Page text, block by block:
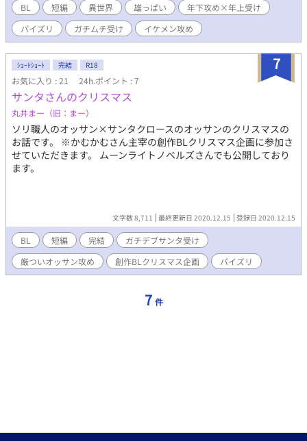
BL 短編 異世界 雄っぱい
年下攻め×年上受け
パイズリ
ガチムチ受け イケメン攻め
7
ｼｮｰﾄｼｮｰﾄ 完結 R18
お気に入り : 21 24h.ポイント : 7
サンタさんのクリスマス
丸井まー（旧：まー）
ソリ職人のオッサン×サンタクロースのオッサンのクリスマスの
お話です。 ※かむかむさん主宰の創作BLクリスマス企画に参加さ
せていただきます。 ムーンライトノベルズさんでも公開しており
ます。
文字数 8,711 最終更新日 2020.12.15 登録日 2020.12.15
BL 短編 完結
ガチデブサンタ受け
厳ついオッサン攻め
創作BLクリスマス企画 パイズリ
7 件